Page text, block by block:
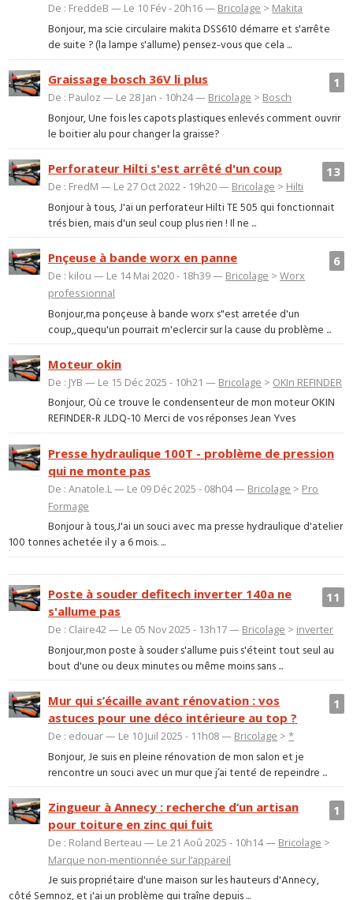
De : FreddeB — Le 10 Fév - 20h16 — Bricolage > Makita
Bonjour, ma scie circulaire makita DSS610 démarre et s'arrête
de suite ? (la lampe s'allume) pensez-vous que cela ...
1
Graissage bosch 36V li plus
De : Pauloz — Le 28 Jan - 10h24 — Bricolage > Bosch
Bonjour, Une fois les capots plastiques enlevés comment ouvrir
le boitier alu pour changer la graisse?
13
Perforateur Hilti s'est arrêté d'un coup
De : FredM — Le 27 Oct 2022 - 19h20 — Bricolage > Hilti
Bonjour à tous, J'ai un perforateur Hilti TE 505 qui fonctionnait
trés bien, mais d'un seul coup plus rien ! Il ne ...
6
Pnçeuse à bande worx en panne
De : kilou — Le 14 Mai 2020 - 18h39 — Bricolage >Worx
professionnal
Bonjour,ma ponçeuse à bande worx s"est arretée d'un
coup,,quequ'un pourrait m'eclercir sur la cause du problème ...
Moteur okin
De : JYB — Le 15 Déc 2025 - 10h21 — Bricolage > OKIn REFINDER
Bonjour, Où ce trouve le condensenteur de mon moteur OKIN
REFINDER-R JLDQ-10 Merci de vos réponses Jean Yves
Presse hydraulique 100T - problème de pression
qui ne monte pas
De : Anatole.L — Le 09 Déc 2025 - 08h04 — Bricolage > Pro
Formage
Bonjour à tous,J'ai un souci avec ma presse hydraulique d'atelier
100 tonnes achetée il y a 6 mois. ...
11
Poste à souder defitech inverter 140a ne
s'allume pas
De : Claire42 — Le 05 Nov 2025 - 13h17 — Bricolage > inverter
Bonjour,mon poste à souder s'allume puis s'éteint tout seul au
bout d'une ou deux minutes ou même moins sans ...
1
Mur qui s’écaille avant rénovation : vos
astuces pour une déco intérieure au top ?
De : edouar — Le 10 Juil 2025 - 11h08 — Bricolage >*
Bonjour, Je suis en pleine rénovation de mon salon et je
rencontre un souci avec un mur que j’ai tenté de repeindre ...
1
Zingueur à Annecy : recherche d’un artisan
pour toiture en zinc qui fuit
De : Roland Berteau — Le 21 Aoû 2025 - 10h14 — Bricolage >
Marque non-mentionnée sur l’appareil
Je suis propriétaire d'une maison sur les hauteurs d'Annecy,